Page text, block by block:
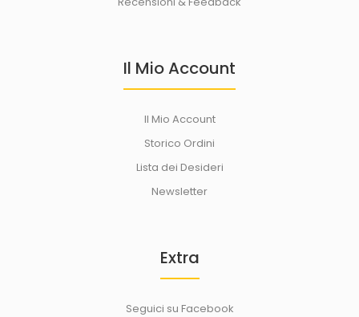
Il Mio Account
Il Mio Account
Storico Ordini
Lista dei Desideri
Newsletter
Extra
Seguici su Facebook